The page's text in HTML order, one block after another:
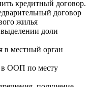
кредитный договор.
договор
жилья
выделении доли
в местный орган
в ООП по месту